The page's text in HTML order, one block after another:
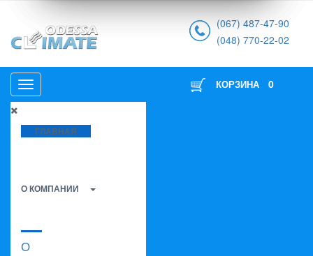
(067) 487-47-90
(048) 770-22-02
ГЛАВНАЯ
О КОМПАНИИ
О
КОРЗИНА 0